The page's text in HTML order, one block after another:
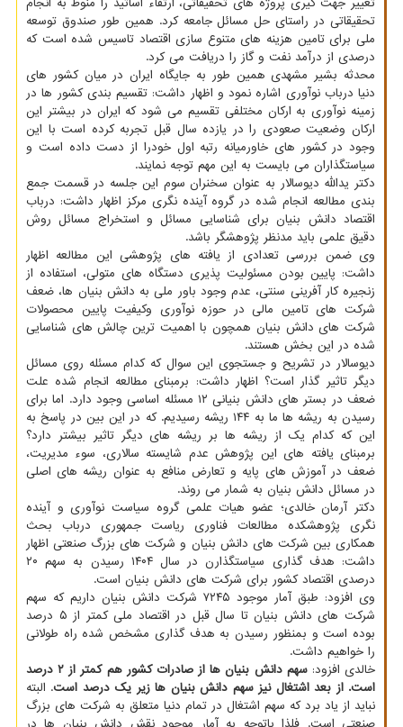
تغییر جهت گیری پروژه های تحقیقاتی، ارتقاء اساتید را منوط به انجام
تحقیقاتی در راستای حل مسائل جامعه کرد. همین طور صندوق توسعه
ملی برای تامین هزینه های متنوع سازی اقتصاد تاسیس شده است که
درصدی از درآمد نفت و گاز را دریافت می کرد.
محدثه بشیر مشهدی همین طور به جایگاه ایران در میان کشور های
دنیا درباب نوآوری اشاره نمود و اظهار داشت: تقسیم بندی کشور ها در
زمینه نوآوری به ارکان مختلفی تقسیم می شود که ایران در بیشتر این
ارکان وضعیت صعودی را در یازده سال قبل تجربه کرده است با این
وجود در کشور های خاورمیانه رتبه اول خودرا از دست داده است و
سیاستگذاران می بایست به این مهم توجه نمایند.
دکتر یدالله دیوسالار به عنوان سخنران سوم این جلسه در قسمت جمع
بندی مطالعه انجام شده در گروه آینده نگری مرکز اظهار داشت: درباب
اقتصاد دانش بنیان برای شناسایی مسائل و استخراج مسائل روش
دقیق علمی باید مدنظر پژوهشگر باشد.
وی ضمن بررسی تعدادی از یافته های پژوهشی این مطالعه اظهار
داشت: پایین بودن مسئولیت پذیری دستگاه های متولی، استفاده از
زنجیره کار آفرینی سنتی، عدم وجود باور ملی به دانش بنیان ها، ضعف
شرکت های تامین مالی در حوزه نوآوری وکیفیت پایین محصولات
شرکت های دانش بنیان همچون با اهمیت ترین چالش های شناسایی
شده در این بخش هستند.
دیوسالار در تشریح و جستجوی این سوال که کدام مسئله روی مسائل
دیگر تاثیر گذار است؟ اظهار داشت: برمبنای مطالعه انجام شده علت
ضعف در بستر های دانش بنیانی ۱۲ مسئله اساسی وجود دارد. اما برای
رسیدن به ریشه ها ما به ۱۴۴ ریشه رسیدیم. که در این بین در پاسخ به
این که کدام یک از ریشه ها بر ریشه های دیگر تاثیر بیشتر دارد؟
برمبنای یافته های این پژوهش عدم شایسته سالاری، سوء مدیریت،
ضعف در آموزش های پایه و تعارض منافع به عنوان ریشه های اصلی
در مسائل دانش بنیان به شمار می روند.
دکتر آرمان خالدی؛ عضو هیات علمی گروه سیاست نوآوری و آینده
نگری پژوهشکده مطالعات فناوری ریاست جمهوری درباب بحث
همکاری بین شرکت های دانش بنیان و شرکت های بزرگ صنعتی اظهار
داشت: هدف گذاری سیاستگذارن در سال ۱۴۰۴ رسیدن به سهم ۲۰
درصدی اقتصاد کشور برای شرکت های دانش بنیان است.
وی افزود: طبق آمار موجود ۷۲۴۵ شرکت دانش بنیان داریم که سهم
شرکت های دانش بنیان تا سال قبل در اقتصاد ملی کمتر از ۵ درصد
بوده است و بمنظور رسیدن به هدف گذاری مشخص شده راه طولانی
را خواهیم داشت.
خالدی افزود:
سهم دانش بنیان ها از صادرات کشور هم کمتر از ۲ درصد
است. از بعد اشتغال نیز سهم دانش بنیان ها زیر یک درصد است. البته
نباید از یاد برد که سهم اشتغال در تمام دنیا متعلق به شرکت های بزرگ